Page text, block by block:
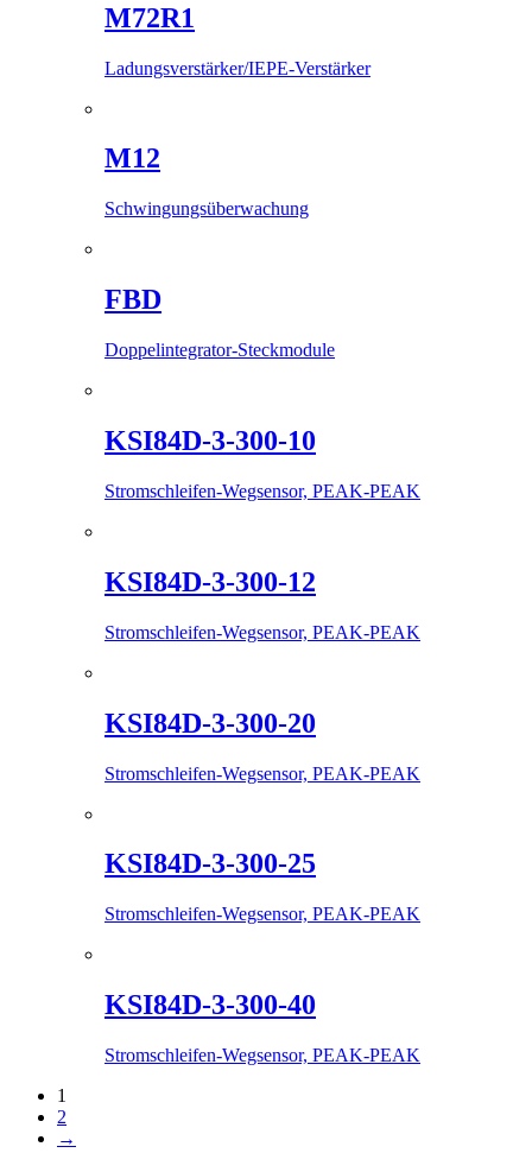
M72R1
Ladungsverstärker/IEPE-Verstärker
M12
Schwingungsüberwachung
FBD
Doppelintegrator-Steckmodule
KSI84D-3-300-10
Stromschleifen-Wegsensor, PEAK-PEAK
KSI84D-3-300-12
Stromschleifen-Wegsensor, PEAK-PEAK
KSI84D-3-300-20
Stromschleifen-Wegsensor, PEAK-PEAK
KSI84D-3-300-25
Stromschleifen-Wegsensor, PEAK-PEAK
KSI84D-3-300-40
Stromschleifen-Wegsensor, PEAK-PEAK
1
2
→